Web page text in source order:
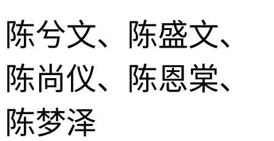
陈兮文、陈盛文、
陈尚仪、陈恩棠、
陈梦泽